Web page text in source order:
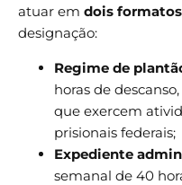
atuar em dois
designação:
Regime de
horas de
que exercem
prisionais federais;
Expediente
semanal de 40